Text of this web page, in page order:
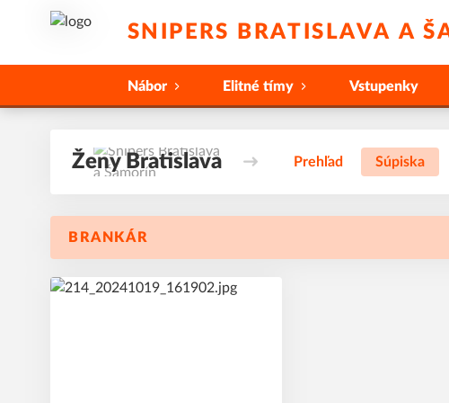
SNIPERS BRATISLAVA A
Nábor Elitné tímy Vstupenky
Ženy Bratislava Prehľad Súpiska
BRANKÁR